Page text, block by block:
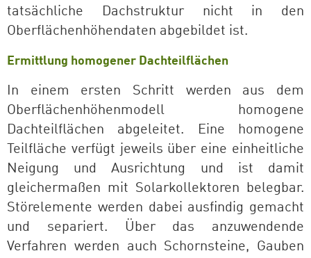
tatsächliche Dachstruktur nicht in den
Oberflächenhöhendaten abgebildet ist.
Ermittlung homogener Dachteilflächen
In einem ersten Schritt werden aus dem
Oberflächenhöhenmodell homogene
Dachteilflächen abgeleitet. Eine homogene
Teilfläche verfügt jeweils über eine einheitliche
Neigung und Ausrichtung und ist damit
gleichermaßen mit Solarkollektoren belegbar.
Störelemente werden dabei ausfindig gemacht
und separiert. Über das anzuwendende
Verfahren werden auch Schornsteine, Gauben